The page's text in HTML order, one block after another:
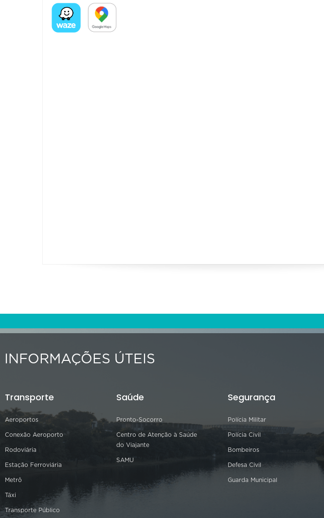
INFORMAÇÕES ÚTEIS
Transporte
Aeroportos
Conexão Aeroporto
Rodoviária
Estação Ferroviária
Metrô
Táxi
Transporte Público
Saúde
Pronto-Socorro
Centro de Atenção à Saúde
do Viajante
SAMU
Segurança
Polícia Militar
Polícia Civil
Bombeiros
Defesa Civil
Guarda Municipal